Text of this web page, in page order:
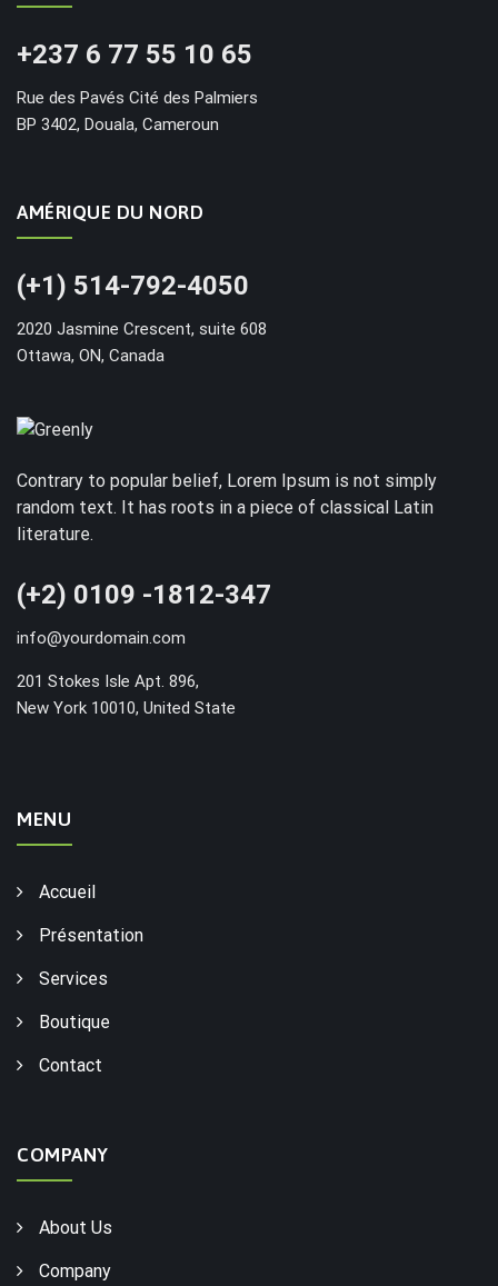
+237 6 77 55 10 65
Rue des Pavés Cité des Palmiers
BP 3402, Douala, Cameroun
AMÉRIQUE DU NORD
(+1) 514-792-4050
2020 Jasmine Crescent, suite 608
Ottawa, ON, Canada
Contrary to popular belief, Lorem Ipsum is not simply
random text. It has roots in a piece of classical Latin
literature.
(+2) 0109 -1812-347
info@yourdomain.com
201 Stokes Isle Apt. 896,
New York 10010, United State
MENU
Accueil
Présentation
Services
Boutique
Contact
COMPANY
About Us
Company